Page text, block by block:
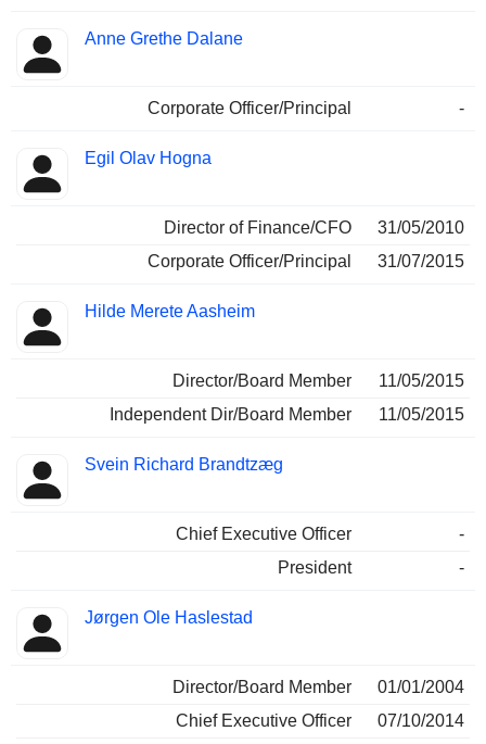
Anne Grethe Dalane
Corporate Officer/Principal -
Egil Olav Hogna
Director of Finance/CFO
31/05/2010
Corporate Officer/Principal
31/07/2015
Hilde Merete Aasheim
Director/Board Member
11/05/2015
Independent Dir/Board Member
11/05/2015
Svein Richard Brandtzæg
Chief Executive Officer
-
President
-
Jørgen Ole Haslestad
Director/Board Member
01/01/2004
Chief Executive Officer
07/10/2014